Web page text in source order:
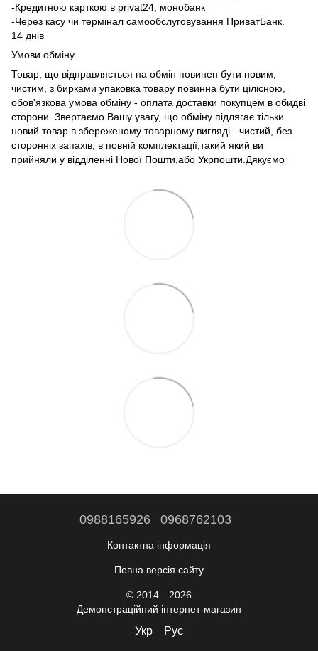
-Кредитною карткою в privat24, монобанк
-Через касу чи термінал самообслуговування ПриватБанк.
14 днів
Умови обміну
Товар, що відправляється на обмін повинен бути новим,
чистим, з бирками упаковка товару повинна бути цілісною,
обов'язкова умова обміну - оплата доставки покупцем в обидві
сторони. Звертаємо Вашу увагу, що обміну підлягає тільки
новий товар в збереженому товарному вигляді - чистий, без
сторонніх запахів, в повній комплектації,такий який ви
прийняли у відділенні Нової Пошти,або Укрпошти.Дякуємо
0988165926 0968762103
Контактна інформація
Повна версія сайту
© 2014—2026
Демонстраційний інтернет-магазин
Укр Рус